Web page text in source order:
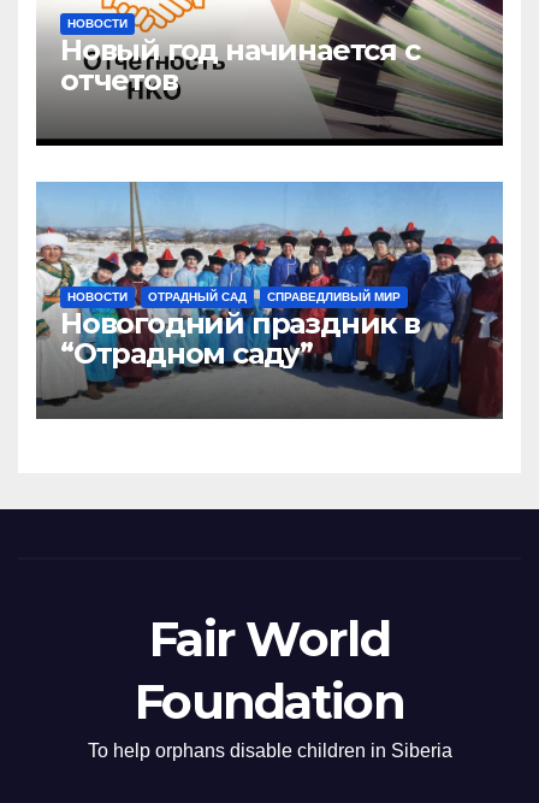
НОВОСТИ
Новый год начинается с
отчетов
НОВОСТИ ОТРАДНЫЙ САД СПРАВЕДЛИВЫЙ МИР
Новогодний праздник в
“Отрадном саду”
Fair World
Foundation
To help orphans disable children in Siberia